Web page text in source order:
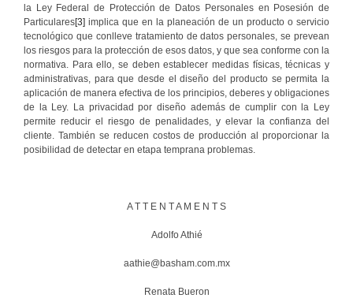
la Ley Federal de Protección de Datos Personales en Posesión de
Particulares[3] implica que en la planeación de un producto o servicio
tecnológico que conlleve tratamiento de datos personales, se prevean
los riesgos para la protección de esos datos, y que sea conforme con la
normativa. Para ello, se deben establecer medidas físicas, técnicas y
administrativas, para que desde el diseño del producto se permita la
aplicación de manera efectiva de los principios, deberes y obligaciones
de la Ley. La privacidad por diseño además de cumplir con la Ley
permite reducir el riesgo de penalidades, y elevar la confianza del
cliente. También se reducen costos de producción al proporcionar la
posibilidad de detectar en etapa temprana problemas.
A T T E N T A M E N T S
Adolfo Athié
aathie@basham.com.mx
Renata Bueron